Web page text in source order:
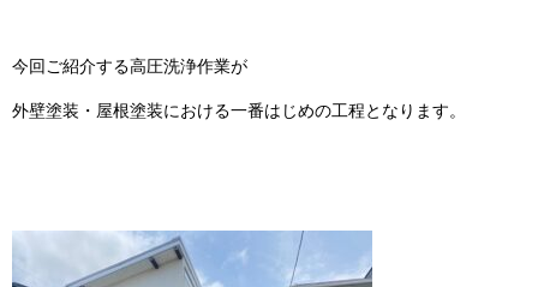
今回ご紹介する高圧洗浄作業が
外壁塗装・屋根塗装における一番はじめの工程となります。